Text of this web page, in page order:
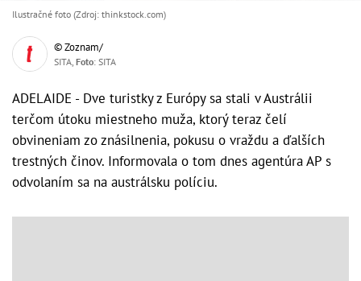
Ilustračné foto (Zdroj: thinkstock.com)
© Zoznam/
SITA, Foto: SITA
ADELAIDE - Dve turistky z Európy sa stali v Austrálii
terčom útoku miestneho muža, ktorý teraz čelí
obvineniam zo znásilnenia, pokusu o vraždu a ďalších
trestných činov. Informovala o tom dnes agentúra AP s
odvolaním sa na austrálsku políciu.